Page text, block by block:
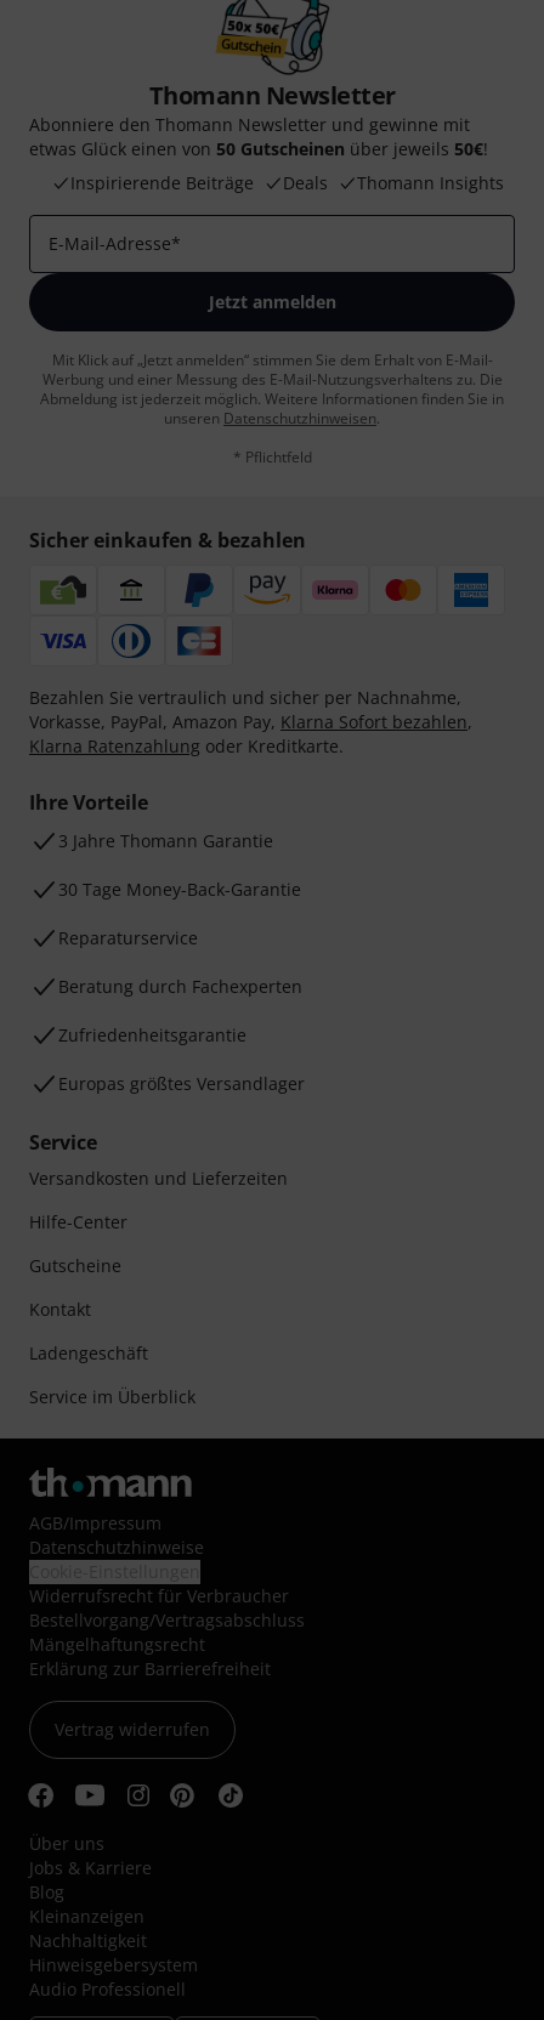
Thomann Newsletter
Abonniere den Thomann Newsletter und gewinne mit
etwas Glück einen von 50 Gutscheinen über jeweils 50€!
Inspirierende Beiträge
Deals Thomann Insights
E-Mail-Adresse*
Jetzt anmelden
Mit Klick auf „Jetzt anmelden“ stimmen Sie dem Erhalt von E-Mail-
Werbung und einer Messung des E-Mail-Nutzungsverhaltens zu. Die
Abmeldung ist jederzeit möglich. Weitere Informationen finden Sie in
unseren Datenschutzhinweisen.
* Pflichtfeld
Sicher einkaufen & bezahlen
Bezahlen Sie vertraulich und sicher per Nachnahme,
Vorkasse, PayPal, Amazon Pay, Klarna Sofort bezahlen,
Klarna Ratenzahlung oder Kreditkarte.
Ihre Vorteile
3 Jahre Thomann Garantie
30 Tage Money-Back-Garantie
Reparaturservice
Beratung durch Fachexperten
Zufriedenheitsgarantie
Europas größtes Versandlager
Service
Versandkosten und Lieferzeiten
Hilfe-Center
Gutscheine
Kontakt
Ladengeschäft
Service im Überblick
AGB/Impressum
Datenschutzhinweise
Widerrufsrecht für Verbraucher
Bestellvorgang/Vertragsabschluss
Mängelhaftungsrecht
Erklärung zur Barrierefreiheit
Vertrag widerrufen
Über uns
Jobs & Karriere
Blog
Kleinanzeigen
Nachhaltigkeit
Hinweisgebersystem
Audio Professionell